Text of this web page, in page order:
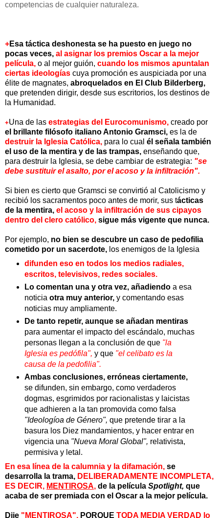
competencias de cualquier naturaleza.
+Esa táctica deshonesta se ha puesto en juego no
pocas veces, al asignar los premios Oscar a la mejor
película, o al mejor guión, cuando los mismos apuntalan
ciertas ideologías cuya promoción es auspiciada por una
élite de magnates, abroquelados en El Club Bilderberg,
que pretenden dirigir, desde sus escritorios, los destinos de
la Humanidad.
+Una de las estrategias del Eurocomunismo, creado por
el brillante filósofo italiano Antonio Gramsci, es la de
destruir la Iglesia Católica, para lo cual él señala también
el uso de la mentira y de las trampas, enseñando que,
para destruir la Iglesia, se debe cambiar de estrategia: "se
debe sustituir el asalto, por el acoso y la infiltración".
Si bien es cierto que Gramsci se convirtió al Catolicismo y
recibió los sacramentos poco antes de morir, sus tácticas
de la mentira, el acoso y la infiltración de sus cipayos
dentro del clero católico, sigue más vigente que nunca.
Por ejemplo, no bien se descubre un caso de pedofilia
cometido por un sacerdote, los enemigos de la Iglesia
difunden eso en todos los medios radiales,
escritos, televisivos, redes sociales.
Lo comentan una y otra vez, añadiendoa esa
noticia otra muy anterior, y comentando esas
noticias muy ampliamente.
De tanto repetir, aunque se añadan mentiras
para aumentar el impacto del escándalo, muchas
personas llegan a la conclusión de que "la
Iglesia es pedófila", y que "el celibato es la
causa de la pedofilia".
Ambas conclusiones, erróneas ciertamente,
se difunden, sin embargo, como verdaderos
dogmas, esgrimidos por racionalistas y laicistas
que adhieren a la tan promovida como falsa
"Ideologíoa de Género", que pretende tirar a la
basura los Diez mandamientos, y hacer entrar en
vigencia una "Nueva Moral Global", relativista,
permisiva y letal.
En esa línea de la calumnia y la difamación, se
desarrolla la trama, DELIBERADAMENTE INCOMPLETA,
ES DECIR, MENTIROSA, de la película Spotlight, que
acaba de ser premiada con el Oscar a la mejor película.
Dije "MENTIROSA", PORQUE TODA MEDIA VERDAD lo